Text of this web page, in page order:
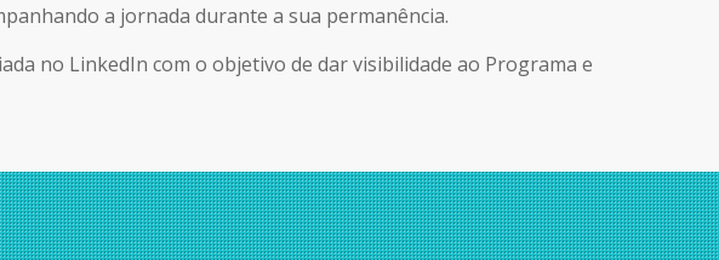
a jornada durante a sua permanência.
no LinkedIn com o objetivo de dar visibilidade ao Programa e